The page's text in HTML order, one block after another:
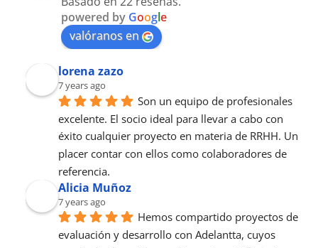
powered by Google
valóranos en
lorena zazo
7 years ago
Son un equipo de profesionales
excelente. El socio ideal para llevar a cabo con
éxito cualquier proyecto en materia de RRHH. Un
placer contar con ellos como colaboradores de
referencia.
Alicia Muñoz
7 years ago
Hemos compartido proyectos de
evaluación y desarrollo con Adelantta, cuyos